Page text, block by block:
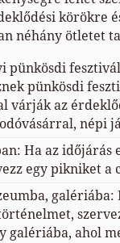
körökre
néhány ötletet
pünkösdi
pünkösdi
várják az
népi
Ha az
egy pikniket a
galériába:
galériába, ahol